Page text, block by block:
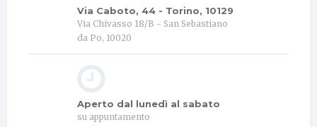
Via Caboto, 44 - Torino, 10129
Via Chivasso 18/B - San Sebastiano
da Po, 10020
Aperto dal lunedì al sabato
su appuntamento